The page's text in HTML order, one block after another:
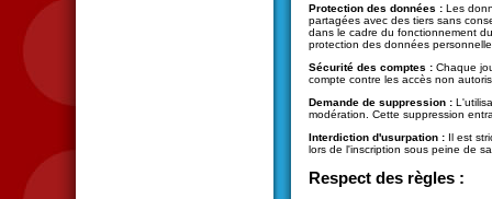
Protection des données :Les
partagées avec des tiers sans
dans le cadre du fonctionnement
protection des données
Sécurité des comptes :Chaque
compte contre les accès non
Demande de suppression :
modération. Cette suppression
Interdiction d'usurpation :Il est
lors de l'inscription sous peine de
Respect des règles :